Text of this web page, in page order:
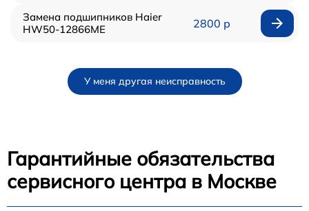
Замена подшипников Haier
HW50-12866ME
2800 р
У меня другая неисправность
Гарантийные обязательства
сервисного центра в Москве